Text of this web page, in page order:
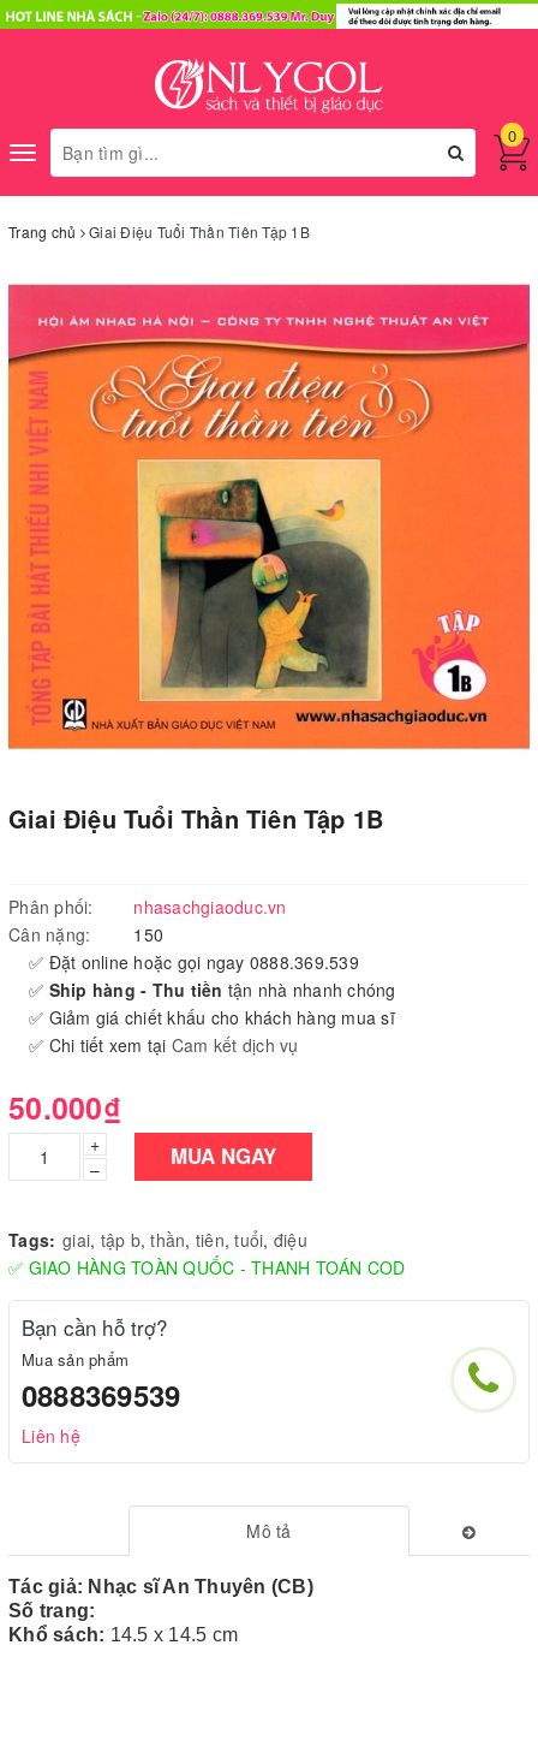
Toggle
navigation
0
Trang chủ Giai Điệu Tuổi Thần Tiên Tập 1B
Giai Điệu Tuổi Thần Tiên Tập 1B
Phân phối:
nhasachgiaoduc.vn
Cân nặng:
150
✅ Đặt online hoặc gọi ngay 0888.369.539
✅ Ship hàng - Thu tiền tận nhà nhanh chóng
✅ Giảm giá chiết khấu cho khách hàng mua sĩ
✅ Chi tiết xem tại Cam kết dịch vụ
50.000₫
+
–
MUA NGAY
Tags: giai, tập b,thần, tiên,tuổi, điệu
✅ GIAO HÀNG TOÀN QUỐC - THANH TOÁN COD
Bạn cần hỗ trợ?
Mua sản phẩm
0888369539
Liên hệ
Mô tả
Tác giả: Nhạc sĩ An Thuyên (CB)
Số trang:
Khổ sách: 14.5 x 14.5 cm